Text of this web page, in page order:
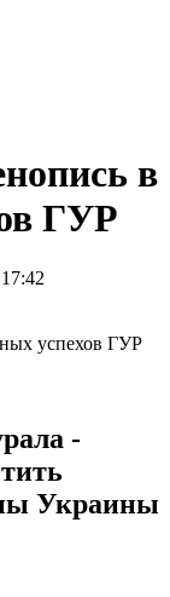
в
ГУР
-
Украины